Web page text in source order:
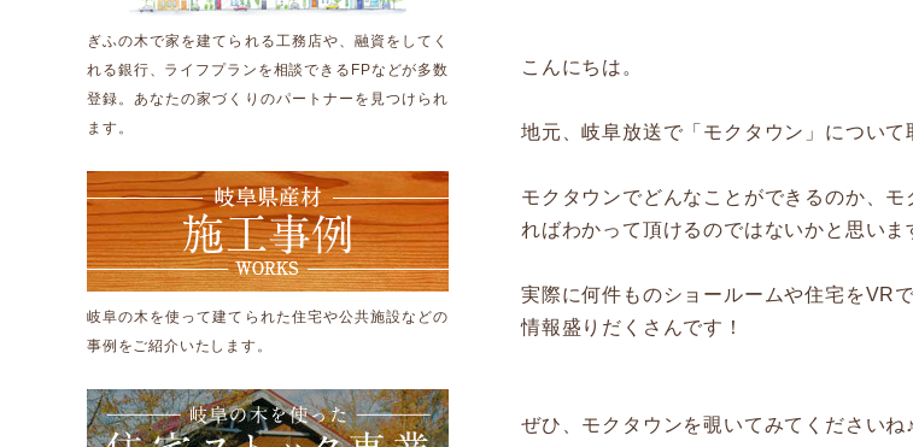
こんにちは。
地元、岐阜放送で「モクタウン」について
モクタウンでどんなことができるのか、
ればわかって頂けるのではないかと思いま
実際に何件ものショールームや住宅をVR
情報盛りだくさんです！
ぜひ、モクタウンを覗いてみてくださいね♪
ぎふの木で家を建てられる工務店や、融資をしてく
れる銀行、ライフプランを相談できるFPなどが多数
登録。あなたの家づくりのパートナーを見つけられ
ます。
岐阜の木を使って建てられた住宅や公共施設などの
事例をご紹介いたします。